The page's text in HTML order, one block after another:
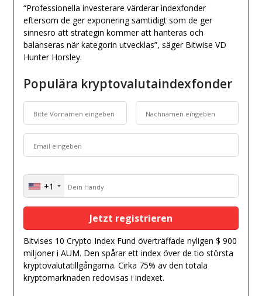
“Professionella investerare värderar indexfonder
eftersom de ger exponering samtidigt som de ger
sinnesro att strategin kommer att hanteras och
balanseras när kategorin utvecklas”, säger Bitwise VD
Hunter Horsley.
Populära kryptovalutaindexfonder
United
States
+1
Bitvises 10 Crypto Index Fund överträffade nyligen $ 900
miljoner i AUM. Den spårar ett index över de tio största
kryptovalutatillgångarna. Cirka 75% av den totala
kryptomarknaden redovisas i indexet.